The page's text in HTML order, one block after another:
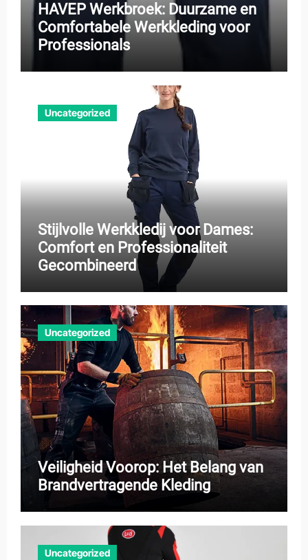
HAVEP Werkbroek: Duurzame en
Comfortabele Werkkleding voor
Professionals
Uncategorized
Stijlvolle Werkkledij voor Dames:
Comfort en Professionaliteit
Gecombineerd
Uncategorized
Veiligheid Voorop: Het Belang van
Brandvertragende Kleding
Uncategorized